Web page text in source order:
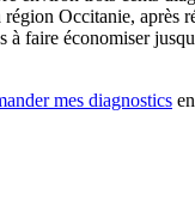
Occitanie,
faire économiser
mes diagnostics